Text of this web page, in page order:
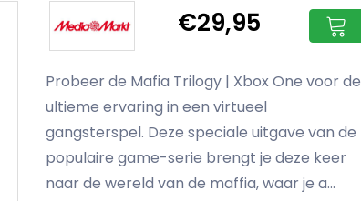
€29,95
Probeer de Mafia Trilogy | Xbox One voor de
ultieme ervaring in een virtueel
gangsterspel. Deze speciale uitgave van de
populaire game-serie brengt je deze keer
naar de wereld van de maffia, waar je a...